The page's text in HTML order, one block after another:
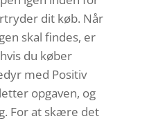
dit køb. Når
skal findes, er
du køber
med Positiv
opgaven, og
For at skære det